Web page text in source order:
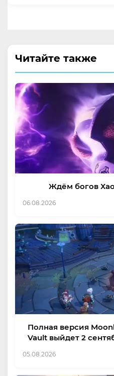
Читайте также
Ждём богов
06.08.2026
Полная версия
Vault выйдет 2
05.08.2026